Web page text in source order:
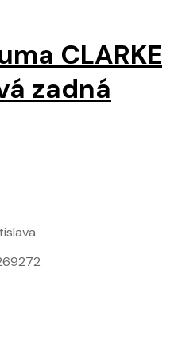
CLARKE
zadná